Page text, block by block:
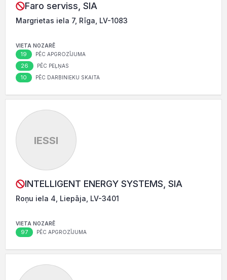
Faro serviss, SIA
Margrietas iela 7, Rīga, LV-1083
VIETA NOZARĒ
19 PĒC APGROZĪJUMA
26 PĒC PEĻŅAS
10 PĒC DARBINIEKU SKAITA
IESSI
INTELLIGENT ENERGY SYSTEMS, SIA
Roņu iela 4, Liepāja, LV-3401
VIETA NOZARĒ
97 PĒC APGROZĪJUMA